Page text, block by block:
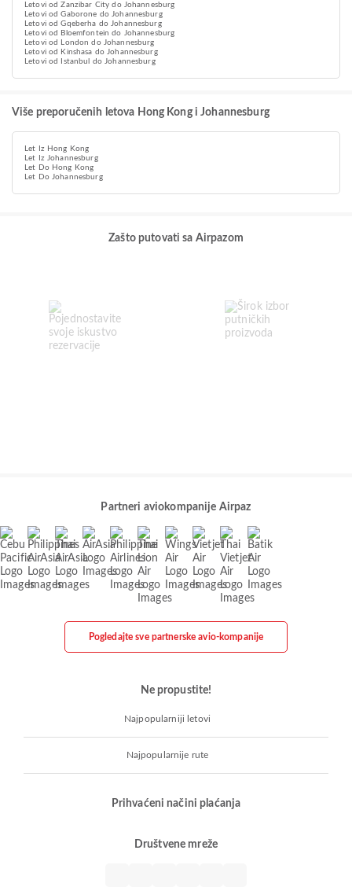
Letovi od Zanzibar City do Johannesburg
Letovi od Gaborone do Johannesburg
Letovi od Gqeberha do Johannesburg
Letovi od Bloemfontein do Johannesburg
Letovi od London do Johannesburg
Letovi od Kinshasa do Johannesburg
Letovi od Istanbul do Johannesburg
Više preporučenih letova Hong Kong i Johannesburg
Let Iz Hong Kong
Let Iz Johannesburg
Let Do Hong Kong
Let Do Johannesburg
Zašto putovati sa Airpazom
Partneri aviokompanije Airpaz
Pogledajte sve partnerske avio-kompanije
Ne propustite!
Najpopularniji letovi
Najpopularnije rute
Prihvaćeni načini plaćanja
Društvene mreže